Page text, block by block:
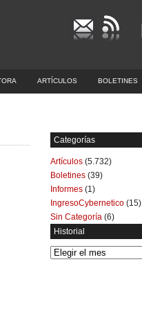
ARTÍCULOS BOLETINES
Categorías
Artículos (5.732)
Boletines (39)
Informes (1)
IngresoCybernetico (15)
Sin Categoría (6)
Historial
Historial